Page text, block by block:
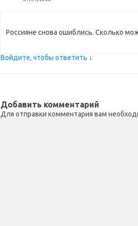
Россияне снова ошиблись. Сколько
Войдите, чтобы ответить ↓
Добавить комментарий
Для отправки комментария вам